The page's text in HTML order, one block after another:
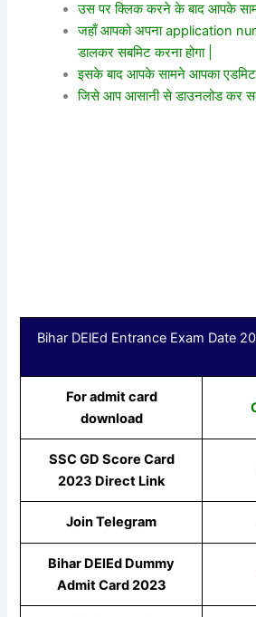
उस पर क्लिक करने के बाद आपके
जहाँ आपको अपना application
डालकर सबमिट करना होगा |
इसके बाद आपके सामने आपका एडमिट
जिसे आप आसानी से डाउनलोड कर
Bihar DElEd Entrance Exam Date
For admit card
download
SSC GD Score Card
2023 Direct Link
Join Telegram
Bihar DElEd Dummy
Admit Card 2023